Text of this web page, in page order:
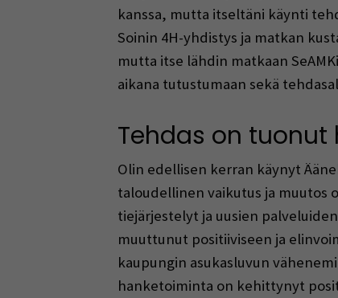
kanssa, mutta itseltäni käynti
Soinin 4H-yhdistys ja matkan
mutta itse lähdin matkaan
aikana tutustumaan sekä
Tehdas on
Olin edellisen kerran käynyt
taloudellinen vaikutus ja muutos
tiejärjestelyt ja uusien
muuttunut positiiviseen ja
kaupungin asukasluvun
hanketoiminta on kehittynyt